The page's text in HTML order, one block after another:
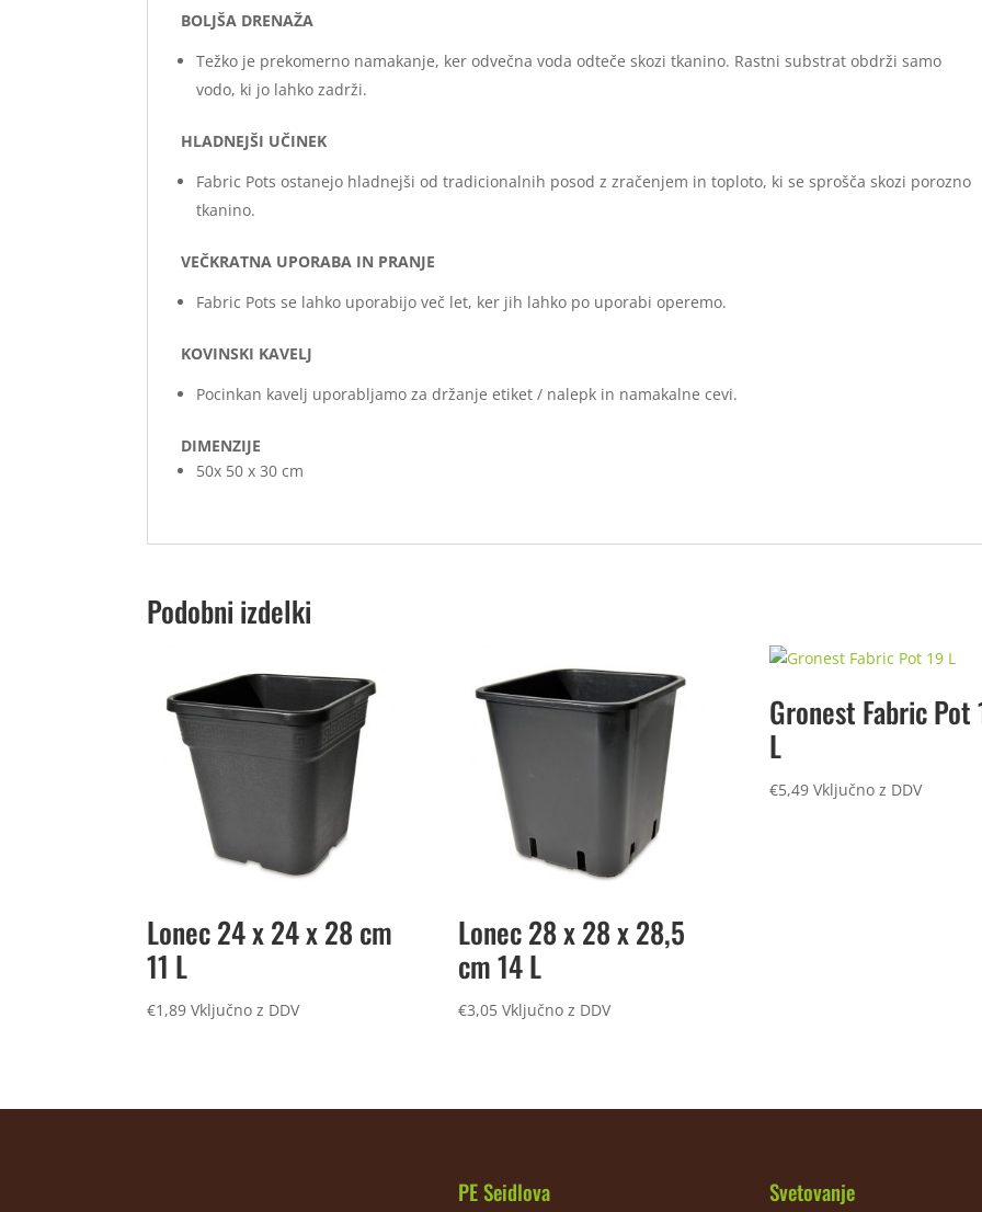
BOLJŠA DRENAŽA
Težko je prekomerno namakanje, ker odvečna voda odteče skozi tkanino. Rastni substrat obdrži samo
vodo, ki jo lahko zadrži.
HLADNEJŠI UČINEK
Fabric Pots ostanejo hladnejši od tradicionalnih posod z zračenjem in toploto, ki se sprošča skozi porozno
tkanino.
VEČKRATNA UPORABA IN PRANJE
Fabric Pots se lahko uporabijo več let, ker jih lahko po uporabi operemo.
KOVINSKI KAVELJ
Pocinkan kavelj uporabljamo za držanje etiket / nalepk in namakalne cevi.
DIMENZIJE
50x 50 x 30 cm
Podobni izdelki
Lonec 24 x 24 x 28 cm
11 L
€1,89 Vključno z DDV
Lonec 28 x 28 x 28,5
cm 14 L
€3,05 Vključno z DDV
Gronest Fabric Pot
L
€5,49 Vključno z DDV
PE Seidlova Svetovanje